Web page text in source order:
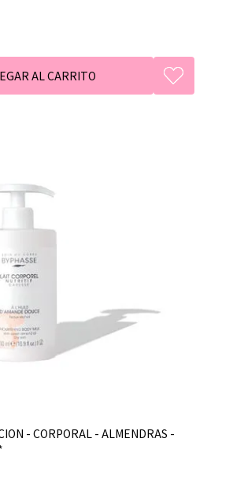
- CORPORAL - ALMENDRAS -